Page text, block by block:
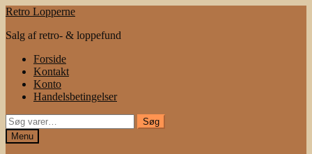
Spring
navigation
Spring
indhold
Retro Lopperne
Salg af retro- & loppefund
Forside
Kontakt
Konto
Handelsbetingelser
Søg
efter:
Søg
Menu